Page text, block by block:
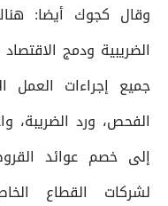
وقال كجوك أيضا:
الضريبية ودمج
جميع إجراءات العمل
الفحص، ورد الضريبة،
إلى خصم عوائد
لشركات القطاع